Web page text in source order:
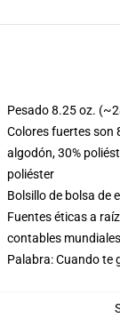
Pesado 8.25 oz.
Colores fuertes son
algodón, 30%
poliéster
Bolsillo de bolsa de
Fuentes éticas a
contables mundiales
Palabra: Cuando te